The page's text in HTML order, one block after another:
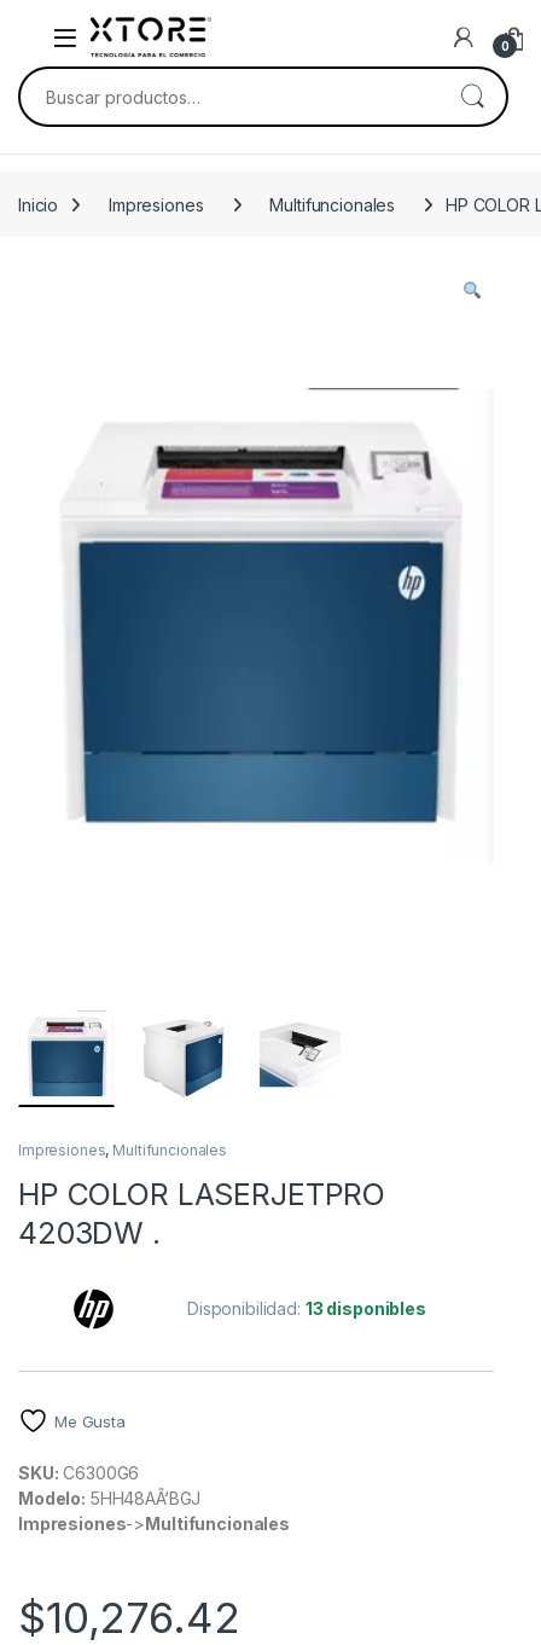
Skip to navigation
Skip to content
0
Buscar por:
Inicio Impresiones Multifuncionales HP COLOR
Impresiones, Multifuncionales
HP COLOR LASERJETPRO
4203DW .
Disponibilidad: 13 disponibles
Me Gusta
SKU: C6300G6
Modelo: 5HH48AÃ‘BGJ
Impresiones->Multifuncionales
$10,276.42